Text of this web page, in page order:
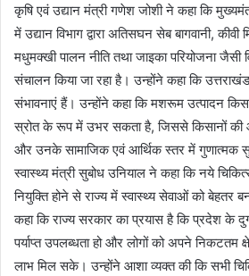
कृषि एवं उद्यान मंत्री गणेश जोशी ने कहा कि
में उद्यान विभाग द्वारा अतिसघन सेब बागवानी,
मधुमक्खी पालन नीति तथा जाइका परियोजना
संचालन किया जा रहा है। उन्होंने कहा कि
संभावनाएं हैं। उन्होंने कहा कि मशरूम उत्पादन
स्रोत के रूप में उभर सकता है, जिससे किसानों की
और उनके सामाजिक एवं आर्थिक स्तर में गुणात्मक
स्वास्थ्य मंत्री सुबोध उनियाल ने कहा कि नये
नियुक्ति होने से राज्य में स्वास्थ्य सेवाओं को बेहतर
कहा कि राज्य सरकार का प्रयास है कि प्रदेश के
पर्याप्त उपलब्धता हो और लोगों को अपने निकटतम
लाभ मिल सके। उन्होंने आशा व्यक्त की कि सभी